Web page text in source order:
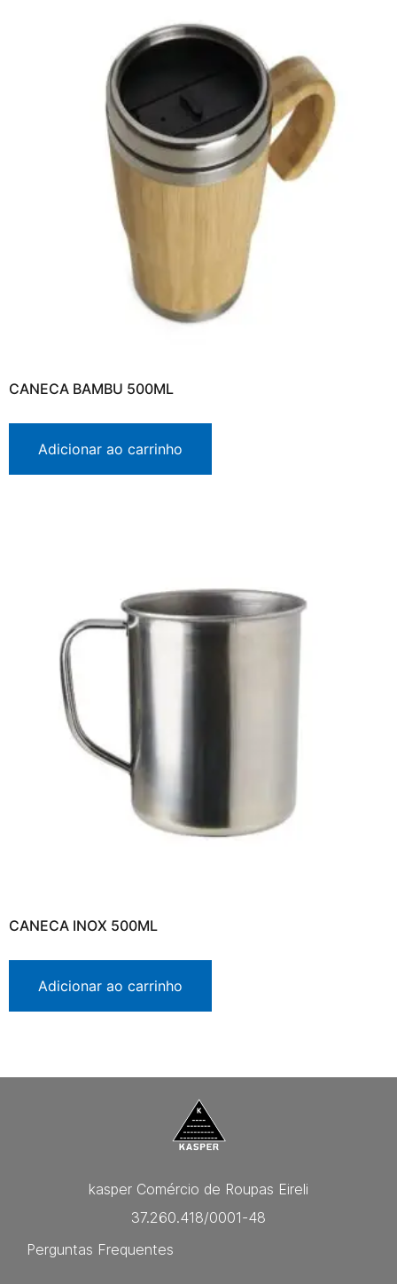
CANECA BAMBU 500ML
Adicionar ao carrinho
CANECA INOX 500ML
Adicionar ao carrinho
kasper Comércio de Roupas Eireli
37.260.418/0001-48
Perguntas Frequentes